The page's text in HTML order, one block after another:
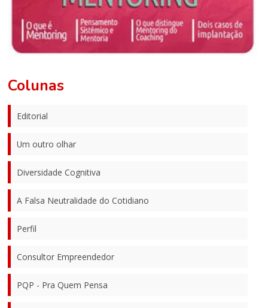
Colunas
Editorial
Um outro olhar
Diversidade Cognitiva
A Falsa Neutralidade do Cotidiano
Perfil
Consultor Empreendedor
PQP - Pra Quem Pensa